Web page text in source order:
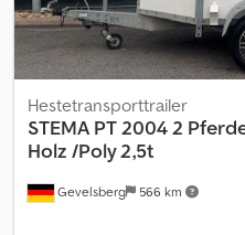
Gevelsberg 566 km
Hestetransporttrailer
STEMA PT 2004 2
Holz /Poly 2,5t